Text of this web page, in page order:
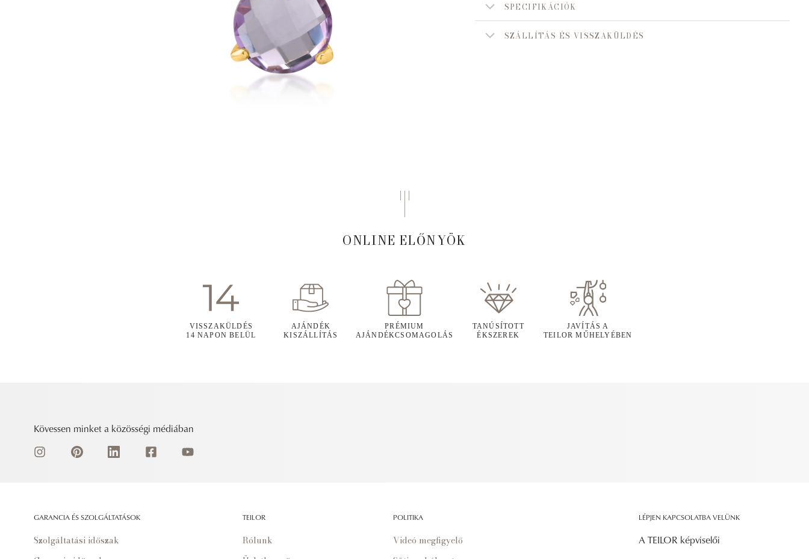
SPECIFIKÁCIÓK
SZÁLLÍTÁS ÉS VISSZAKÜLDÉS
ONLINE ELŐNYÖK
VISSZAKÜLDÉS
14 NAPON BELÜL
AJÁNDÉK
KISZÁLLÍTÁS
PRÉMIUM
AJÁNDÉKCSOMAGOLÁS
TANÚSÍTOTT
ÉKSZEREK
JAVÍTÁS A
TEILOR MŰHELYÉBEN
Kövessen minket a közösségi médiában
GARANCIA ÉS SZOLGÁLTATÁSOK
Szolgáltatási időszak
TEILOR
Rólunk
POLITIKA
Videó megfigyelő
LÉPJEN KAPCSOLATBA VELÜNK
A TEILOR képviselői